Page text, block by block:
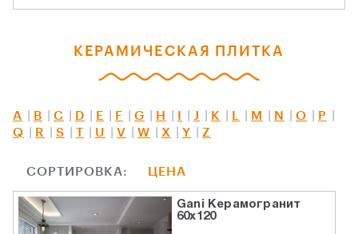
КЕРАМИЧЕСКАЯ ПЛИТКА
A B C D E F G H J K M N O
P
Q
R S T U V W X Y Z
СОРТИРОВКА: ЦЕНА
Gani Керамогранит
60x120